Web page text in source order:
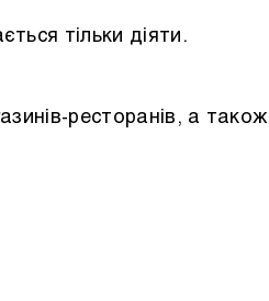
тільки діяти.
ресторанів, а також